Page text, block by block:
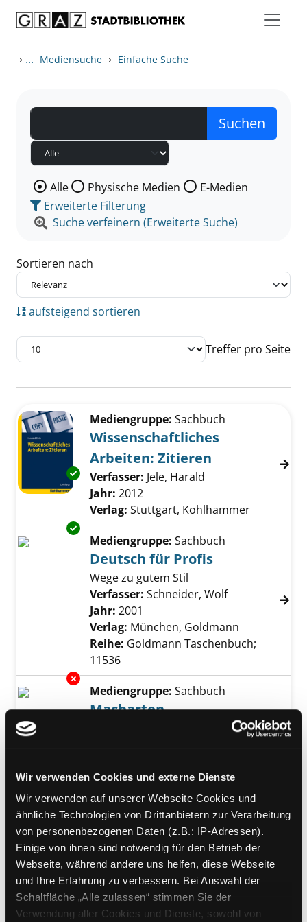
Wir verwenden Cookies und externe Dienste
Wir verwenden auf unserer Webseite Cookies und
ähnliche Technologien von Drittanbietern zur Verarbeitung
von personenbezogenen Daten (z.B.: IP-Adressen).
Einige von ihnen sind notwendig für den Betrieb der
Webseite, während andere uns helfen, diese Webseite
und Ihre Erfahrung zu verbessern. Bei Auswahl der
Schaltfläche „Alle zulassen“ stimmen Sie der
Verwendung aller Cookies und Dienste, sowohl von
› ... Mediensuche › Einfache Suche
Wählen Sie die Medienart nach der Sie suchen wollen.
Alle Physische Medien
E-Medien
Erweiterte Filterung
Suche verfeinern (Erweiterte Suche)
Sortieren nach
aufsteigend sortieren
Treffer pro Seite
Zu den Suchfiltern springen
Exemplar-Details von Wissenschaftliches
Mediengruppe: Sachbuch
Wissenschaftliches
Arbeiten: Zitieren
Verfasser: Jele, Harald
Jahr: 2012
Verlag: Stuttgart, Kohlhammer
Exemplar-Details von Deutsch für Profis
Mediengruppe: Sachbuch
Deutsch für Profis
Wege zu gutem Stil
Verfasser: Schneider, WolfSuche nach
Jahr: 2001
Verlag: München, Goldmann
Reihe: Goldmann Taschenbuch;
11536
Exemplar-Details von Macharten anzeigen
Mediengruppe: Sachbuch
Macharten
über Rhythmus, Reim, Stil und
Jahr:1999
Verlag:Göttingen, Vandenhoeck u.
Ruprecht
Reihe:Kleine Reihe V und R; 4013
Exemplar-Details von Novelle anzeigen
Mediengruppe:
Sachbuch
Novelle
Verfasser:Freund, Winfried
Jahr:1998